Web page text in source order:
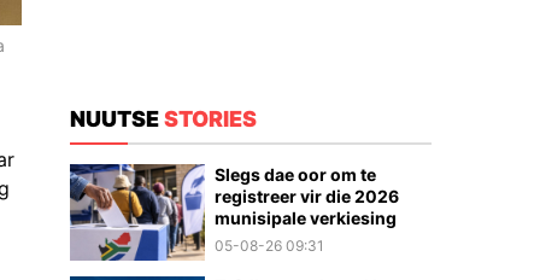
NUUTSESTORIES
Slegs dae oor om te
registreer vir die 2026
munisipale verkiesing
05-08-26 09:31